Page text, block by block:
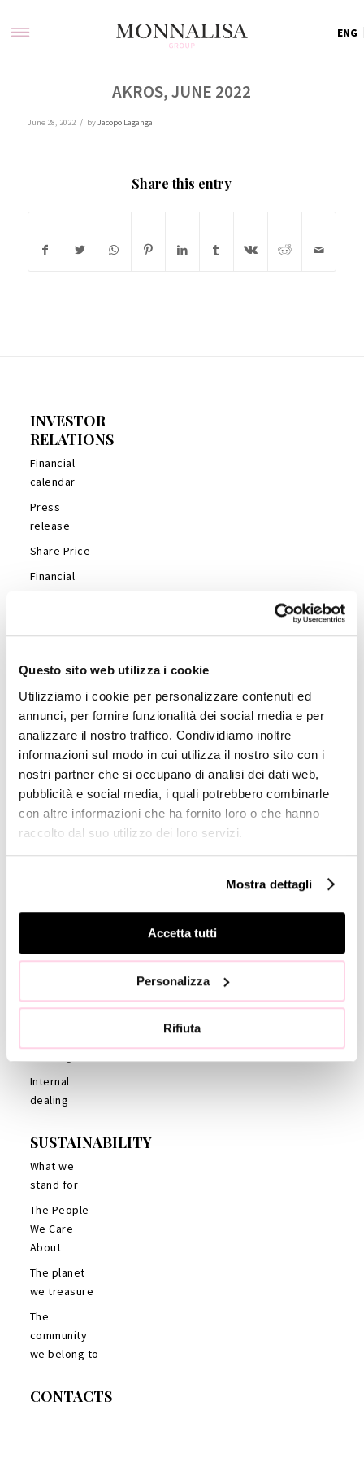
Questo sito web utilizza i cookie
Utilizziamo i cookie per personalizzare contenuti ed
annunci, per fornire funzionalità dei social media e per
analizzare il nostro traffico. Condividiamo inoltre
informazioni sul modo in cui utilizza il nostro sito con i
nostri partner che si occupano di analisi dei dati web,
pubblicità e social media, i quali potrebbero combinarle
con altre informazioni che ha fornito loro o che hanno
raccolto dal suo utilizzo dei loro servizi.
Mostra dettagli
Accetta tutti
Personalizza
Rifiuta
ENG
AKROS, JUNE 2022
June 28, 2022 / byJacopo Laganga
Share this entry
INVESTOR
RELATIONS
Financial
calendar
Press
release
Share Price
Financial
Presentations
Analyst’s
Company
Profile
GOVERNANCE
Board of
Directors
Board of
Statutory
Shareholders
Internal
dealing
SUSTAINABILITY
What we
stand for
The People
We Care
About
The planet
we treasure
The
community
we belong to
CONTACTS